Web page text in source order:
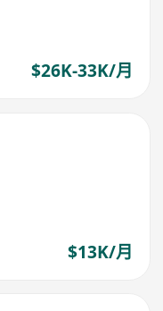
$26K-33K/月
$13K/月